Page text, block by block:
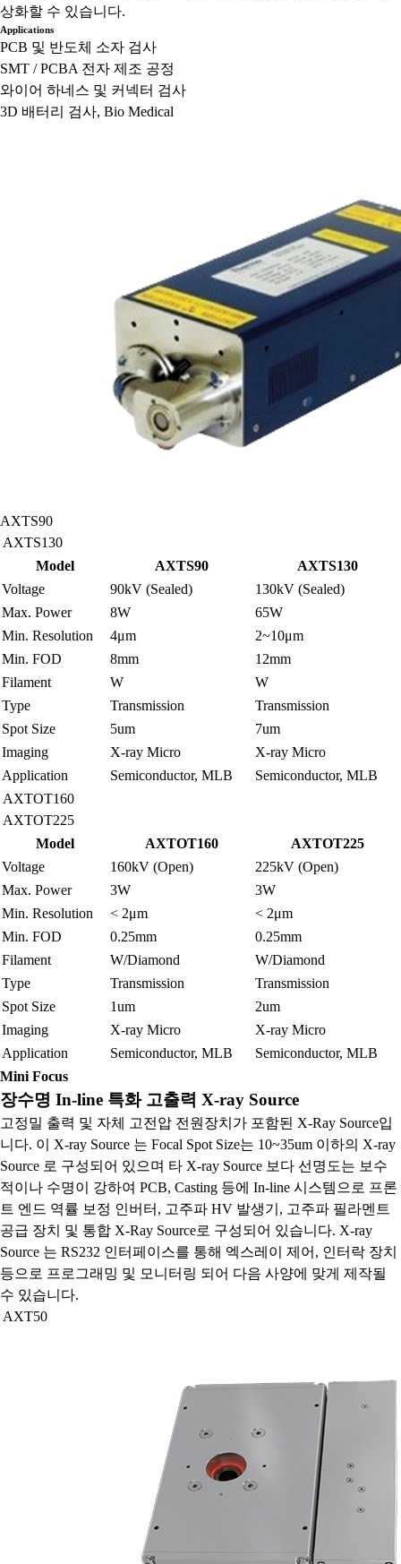
상화할 수 있습니다.
Applications
PCB 및 반도체 소자 검사
SMT / PCBA 전자 제조 공정
와이어 하네스 및 커넥터 검사
3D 배터리 검사, Bio Medical
AXTS90
AXTS130
Model
AXTS90
AXTS130
Voltage
90kV (Sealed)
130kV (Sealed)
Max. Power
8W
65W
Min. Resolution
4μm
2~10μm
Min. FOD
8mm
12mm
Filament
W
W
Type
Transmission
Transmission
Spot Size
5um
7um
Imaging
X-ray Micro
X-ray Micro
Application
Semiconductor, MLB
Semiconductor, MLB
AXTOT160
AXTOT225
Model
AXTOT160
AXTOT225
Voltage
160kV (Open)
225kV (Open)
Max. Power
3W
3W
Min. Resolution
< 2μm
< 2μm
Min. FOD
0.25mm
0.25mm
Filament
W/Diamond
W/Diamond
Type
Transmission
Transmission
Spot Size
1um
2um
Imaging
X-ray Micro
X-ray Micro
Application
Semiconductor, MLB
Semiconductor, MLB
Mini Focus
장수명 In-line 특화 고출력 X-ray Source
고정밀 출력 및 자체 고전압 전원장치가 포함된 X-Ray Source입
니다. 이 X-ray Source 는 Focal Spot Size는 10~35um 이하의 X-ray
Source 로 구성되어 있으며 타 X-ray Source 보다 선명도는 보수
적이나 수명이 강하여 PCB, Casting 등에 In-line 시스템으로 프론
트 엔드 역률 보정 인버터, 고주파 HV 발생기, 고주파 필라멘트
공급 장치 및 통합 X-Ray Source로 구성되어 있습니다. X-ray
Source 는 RS232 인터페이스를 통해 엑스레이 제어, 인터락 장치
등으로 프로그래밍 및 모니터링 되어 다음 사양에 맞게 제작될
수 있습니다.
AXT50